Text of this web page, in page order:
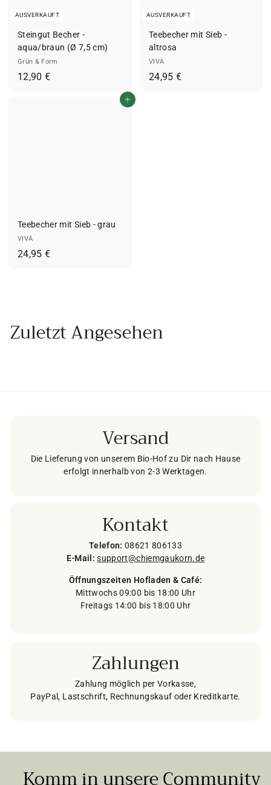
AUSVERKAUFT
Steingut Becher -
aqua/braun (Ø 7,5 cm)
Grün & Form
12,90 €1
AUSVERKAUFT
Teebecher mit Sieb -
altrosa
VIVA
24,95 €2
In den Einkaufswagen legen
Teebecher mit Sieb - grau
VIVA
24,95 €2
Zuletzt Angesehen
Versand
Die Lieferung von unserem Bio-Hof zu Dir nach Hause
erfolgt innerhalb von 2-3 Werktagen.
Kontakt
Telefon: 08621 806133
E-Mail: support@chiemgaukorn.de
Öffnungszeiten Hofladen & Café:
Mittwochs 09:00 bis 18:00 Uhr
Freitags 14:00 bis 18:00 Uhr
Zahlungen
Zahlung möglich per Vorkasse,
PayPal, Lastschrift, Rechnungskauf oder Kreditkarte.
Komm in unsere Community